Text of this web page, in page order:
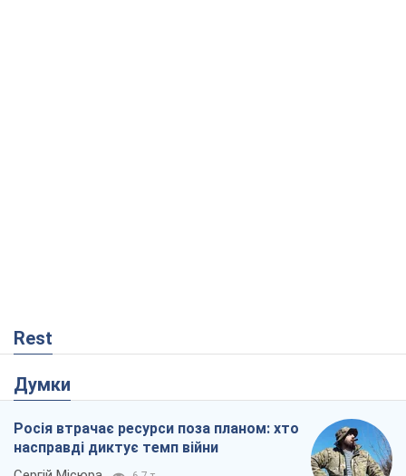
Rest
Думки
Росія втрачає ресурси поза планом: хто
насправді диктує темп війни